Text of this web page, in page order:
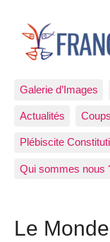
Galerie d’Images
Actualités
Plébiscite
Qui sommes nous
Le